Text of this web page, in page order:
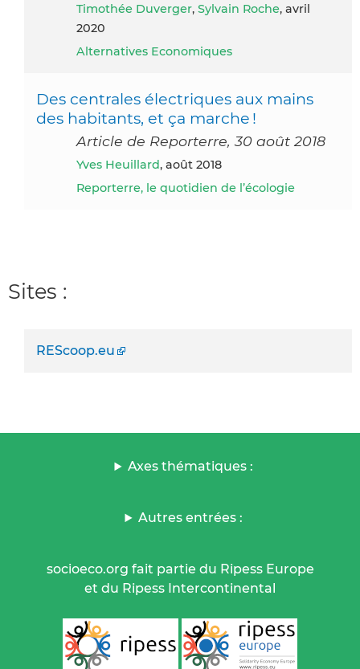
Timothée Duverger, Sylvain Roche, avril
2020
Alternatives Economiques
Des centrales électriques aux mains
des habitants, et ça marche !
Article de Reporterre, 30 août 2018
Yves Heuillard, août 2018
Reporterre, le quotidien de l’écologie
Sites :
REScoop.eu
Axes thématiques :
Autres entrées :
socioeco.org fait partie du Ripess Europe
et du Ripess Intercontinental